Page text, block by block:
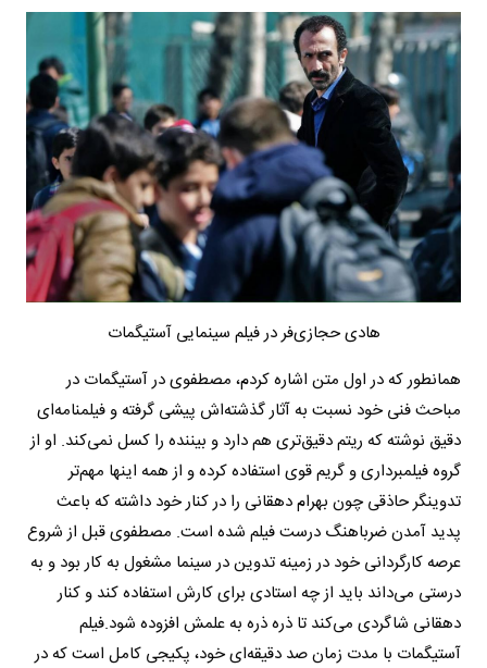
هادی حجازی‌فر در فیلم سینمایی آستیگمات
همانطور که در اول متن اشاره کردم، مصطفوی در آستیگمات در
مباحث فنی خود نسبت به آثار گذشته‌اش پیشی گرفته و فیلمنامه‌ای
دقیق نوشته که ریتم دقیق‌تری هم دارد و بیننده را کسل نمی‌کند. او از
گروه فیلمبرداری و گریم قوی استفاده کرده و از همه اینها مهم‌تر
تدوینگر حاذقی چون بهرام دهقانی را در کنار خود داشته که باعث
پدید آمدن ضرباهنگ درست فیلم شده است. مصطفوی قبل از شروع
عرصه کارگردانی خود در زمینه تدوین در سینما مشغول به کار بود و به
درستی می‌داند باید از چه استادی برای کارش استفاده کند و کنار
دهقانی شاگردی می‌کند تا ذره ذره به علمش افزوده شود.فیلم
آستیگمات با مدت زمان صد دقیقه‌ای خود، پکیجی کامل است که در